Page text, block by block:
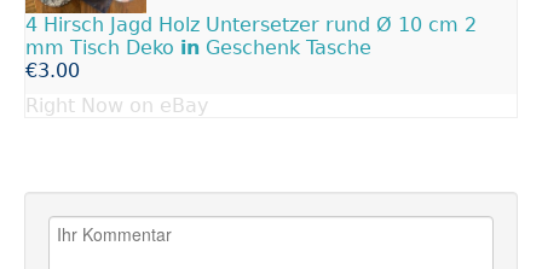
4 Hirsch Jagd Holz Untersetzer rund Ø 10 cm 2
mm Tisch Deko in Geschenk Tasche
€3.00
Right Now on eBay